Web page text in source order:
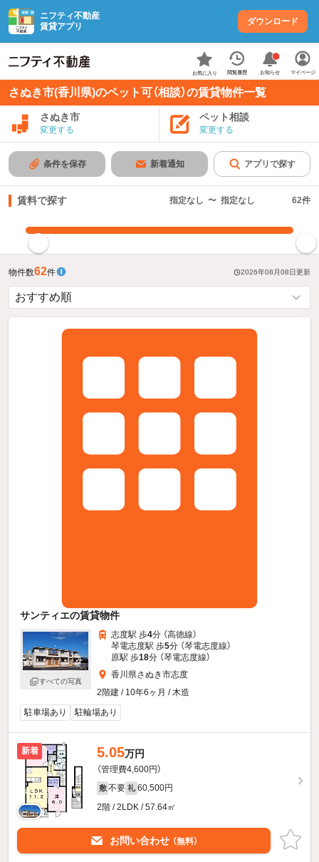
ニフティ不動産
賃貸アプリ
ダウンロード
お気に入り 閲覧履歴 お知らせ マイページ
さぬき市(香川県)のペット可（相談）の賃貸物件一覧
さぬき市
変更する
ペット相談
変更する
条件を保存 新着通知 アプリで探す
賃料で探す 指定なし 〜 指定なし 62件
物件数62件 2026年08月08日更新
サンティエの賃貸物件
すべての写真
志度駅 歩4分 （高徳線）
琴電志度駅 歩5分 （琴電志度線）
原駅 歩18分 （琴電志度線）
香川県さぬき市志度
2階建 / 10年6ヶ月 / 木造
駐車場あり
駐輪場あり
新着 5.05万円
（管理費4,600円）
敷 不要 礼 60,500円
2階 / 2LDK / 57.64㎡
お問い合わせ （無料）